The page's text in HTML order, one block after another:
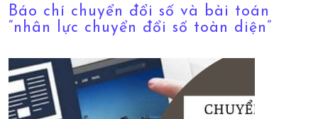
Báo chí chuyển đổi số và bài toán
“nhân lực chuyển đổi số toàn diện”